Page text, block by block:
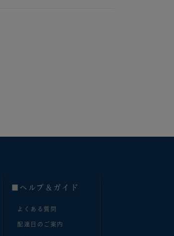
■へルプ＆ガイド
よくある質問
配達日のご案内